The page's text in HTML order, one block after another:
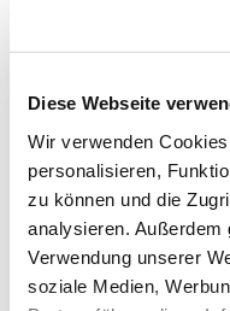
Diese Webseite
Wir verwenden
personalisieren,
zu können und die
analysieren. Außerdem
Verwendung unserer
soziale Medien,
Dies